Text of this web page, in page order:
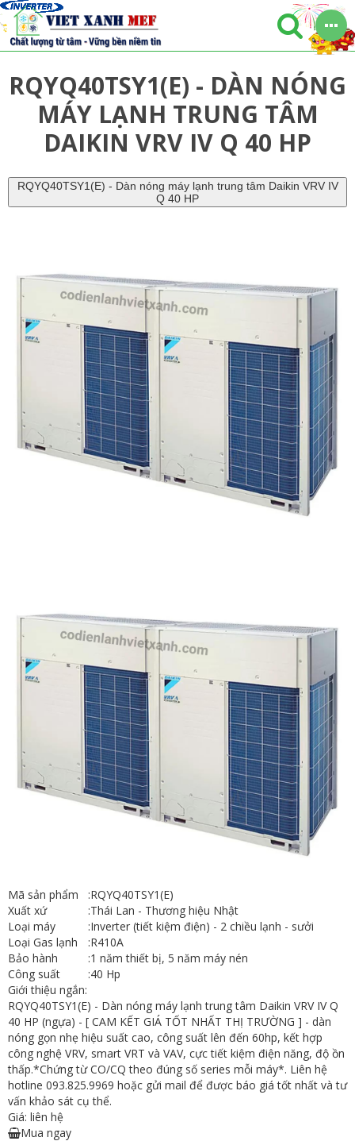
RQYQ40TSY1(E) - DÀN NÓNG
MÁY LẠNH TRUNG TÂM
DAIKIN VRV IV Q 40 HP
RQYQ40TSY1(E) - Dàn nóng máy lạnh trung tâm Daikin VRV IV
Q 40 HP
Mã sản phẩm :RQYQ40TSY1(E)
Xuất xứ
:Thái Lan - Thương hiệu Nhật
Loại máy
:Inverter (tiết kiệm điện) - 2 chiều lạnh - sưởi
Loại Gas lạnh
:R410A
Bảo hành
:1 năm thiết bị, 5 năm máy nén
Công suất
:40 Hp
Giới thiệu ngắn:
RQYQ40TSY1(E) - Dàn nóng máy lạnh trung tâm Daikin VRV IV Q
40 HP (ngựa) - [ CAM KẾT GIÁ TỐT NHẤT THỊ TRƯỜNG ] - dàn
nóng gọn nhẹ hiệu suất cao, công suất lên đến 60hp, kết hợp
công nghệ VRV, smart VRT và VAV, cực tiết kiệm điện năng, độ ồn
thấp.*Chứng từ CO/CQ theo đúng số series mỗi máy*. Liên hệ
hotline 093.825.9969 hoặc gửi mail để được báo giá tốt nhất và tư
vấn khảo sát cụ thể.
Giá: liên hệ
Mua ngay